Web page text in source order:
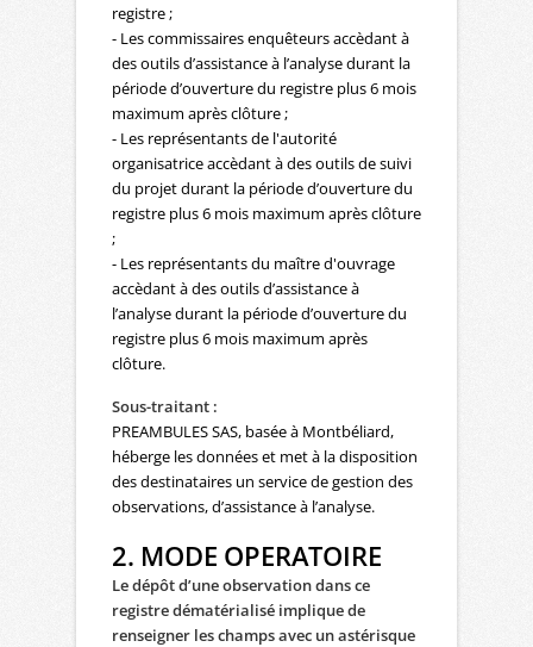
registre ;
- Les commissaires enquêteurs accèdant à
des outils d’assistance à l’analyse durant la
période d’ouverture du registre plus 6 mois
maximum après clôture ;
- Les représentants de l'autorité
organisatrice accèdant à des outils de suivi
du projet durant la période d’ouverture du
registre plus 6 mois maximum après clôture
;
- Les représentants du maître d'ouvrage
accèdant à des outils d’assistance à
l’analyse durant la période d’ouverture du
registre plus 6 mois maximum après
clôture.
Sous-traitant :
PREAMBULES SAS, basée à Montbéliard,
héberge les données et met à la disposition
des destinataires un service de gestion des
observations, d’assistance à l’analyse.
2. MODE OPERATOIRE
Le dépôt d’une observation dans ce
registre dématérialisé implique de
renseigner les champs avec un astérisque